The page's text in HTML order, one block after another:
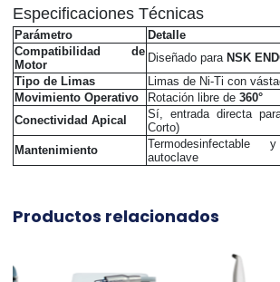
Especificaciones Técnicas
Parámetro
Detalle
Compatibilidad de
Motor
Diseñado para NSK
Tipo de Limas
Limas de Ni-Ti con
Movimiento Operativo
Rotación libre de 360°
Conectividad Apical
Sí, entrada directa
Corto)
Mantenimiento
autoclave
Productos relacionados